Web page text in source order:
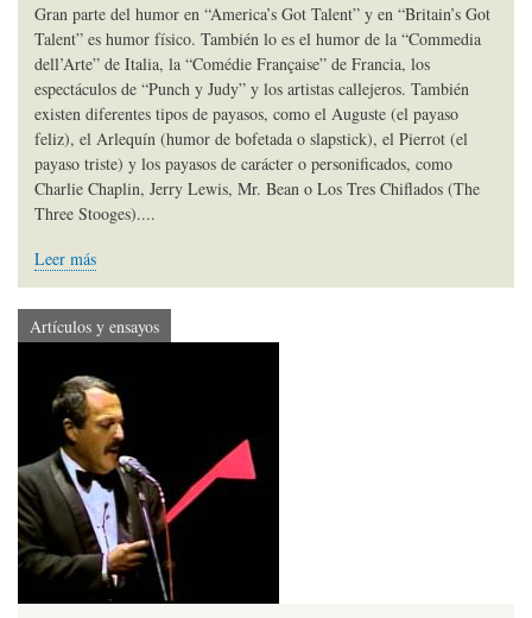
Gran parte del humor en “America’s Got Talent” y en “Britain’s Got
Talent” es humor físico. También lo es el humor de la “Commedia
dell’Arte” de Italia, la “Comédie Française” de Francia, los
espectáculos de “Punch y Judy” y los artistas callejeros. También
existen diferentes tipos de payasos, como el Auguste (el payaso
feliz), el Arlequín (humor de bofetada o slapstick), el Pierrot (el
payaso triste) y los payasos de carácter o personificados, como
Charlie Chaplin, Jerry Lewis, Mr. Bean o Los Tres Chiflados (The
Three Stooges)....
Leer más
Artículos y ensayos